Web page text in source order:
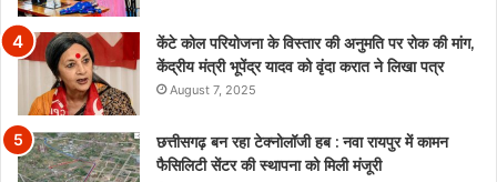
केंटे कोल परियोजना के विस्तार की अनुमति पर रोक की मांग,
केंद्रीय मंत्री भूपेंद्र यादव को वृंदा करात ने लिखा पत्र
August 7, 2025
छत्तीसगढ़ बन रहा टेक्नोलॉजी हब : नवा रायपुर में कामन
फैसिलिटी सेंटर की स्थापना को मिली मंजूरी